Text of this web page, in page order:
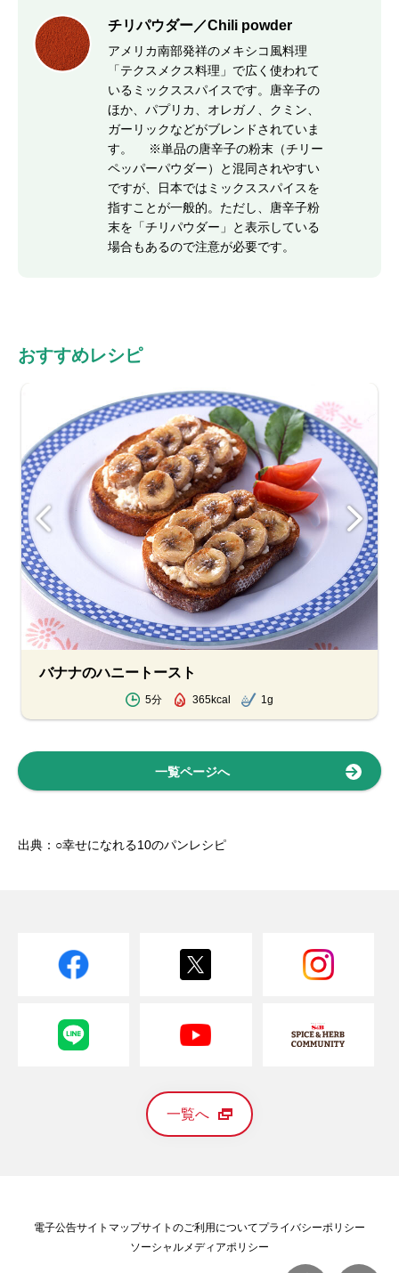
チリパウダー／Chili powder
アメリカ南部発祥のメキシコ風料理
「テクスメクス料理」で広く使われて
いるミックススパイスです。唐辛子の
ほか、パプリカ、オレガノ、クミン、
ガーリックなどがブレンドされていま
す。 ※単品の唐辛子の粉末（チリー
ペッパーパウダー）と混同されやすい
ですが、日本ではミックススパイスを
指すことが一般的。ただし、唐辛子粉
末を「チリパウダー」と表示している
場合もあるので注意が必要です。
おすすめレシピ
バナナのハニートースト
5分 365kcal 1g
一覧ページへ
出典：○幸せになれる10のパンレシピ
一覧へ
電子公告サイトマップサイトのご利用についてプライバシーポリシー
ソーシャルメディアポリシー